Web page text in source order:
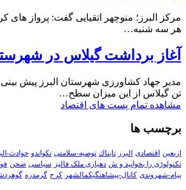
مرکز البرز؛ منوچهر اتقیایی گفت: پرواز
هر سه شنبه…
آغاز برداشت گیلاس در
تن گیلاس از این میزان سطح…
مشاهده تمام پست های اقتصاد
برچسب ها
اربعین اقتصادی البرز تابناك توصیه-سلامتی تکواندو حوادث-
تکنولوڑی را بخوانید و ش دهیاری ملک فالیز سیاسی صحن
پیام-شهروندی کانال-پیشاهنگیکمالشهر کرج گرمدره